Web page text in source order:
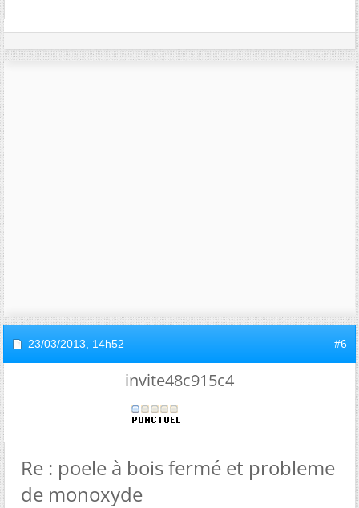
23/03/2013, 14h52 #6
invite48c915c4
Re : poele à bois fermé et probleme
de monoxyde